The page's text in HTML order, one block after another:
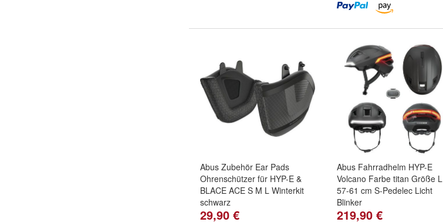
Abus Zubehör Ear Pads
Ohrenschützer für HYP-E &
BLACE ACE S M L Winterkit
schwarz
29,90 €
Abus Fahrradhelm HYP-E
Volcano Farbe titan Größe L
57-61 cm S-Pedelec Licht
Blinker
219,90 €